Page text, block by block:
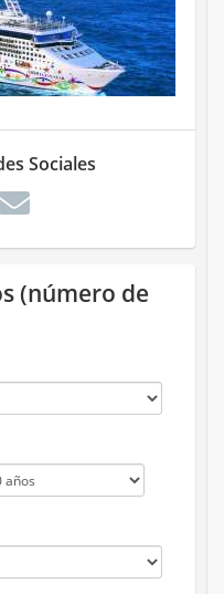
Sociales
(número de